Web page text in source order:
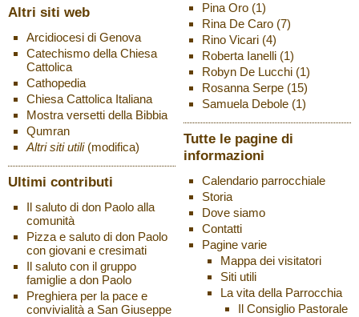
Altri siti web
Arcidiocesi di Genova
Catechismo della Chiesa
Cattolica
Cathopedia
Chiesa Cattolica Italiana
Mostra versetti della Bibbia
Qumran
Altri siti utili (modifica)
Ultimi contributi
Il saluto di don Paolo alla
comunità
Pizza e saluto di don Paolo
con giovani e cresimati
Il saluto con il gruppo
famiglie a don Paolo
Preghiera per la pace e
convivialità a San Giuseppe
Pina Oro(1)
Rina De Caro(7)
Rino Vicari(4)
Roberta Ianelli(1)
Robyn De Lucchi(1)
Rosanna Serpe(15)
Samuela Debole(1)
Tutte le pagine di
informazioni
Calendario parrocchiale
Storia
Dove siamo
Contatti
Pagine varie
Mappa dei visitatori
Siti utili
La vita della Parrocchia
Il Consiglio Pastorale